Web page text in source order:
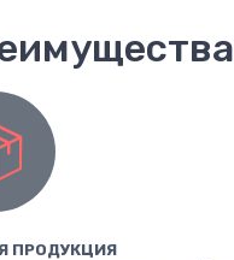
ПРОДУКЦИЯ